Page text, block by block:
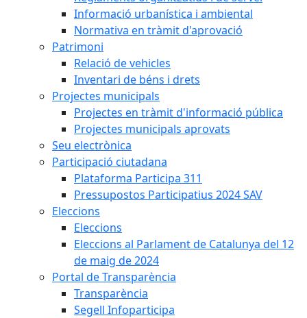
Informació urbanística i ambiental
Normativa en tràmit d'aprovació
Patrimoni
Relació de vehicles
Inventari de béns i drets
Projectes municipals
Projectes en tràmit d'informació pública
Projectes municipals aprovats
Seu electrònica
Participació ciutadana
Plataforma Participa 311
Pressupostos Participatius 2024 SAV
Eleccions
Eleccions
Eleccions al Parlament de Catalunya del 12
de maig de 2024
Portal de Transparència
Transparència
Segell Infoparticipa